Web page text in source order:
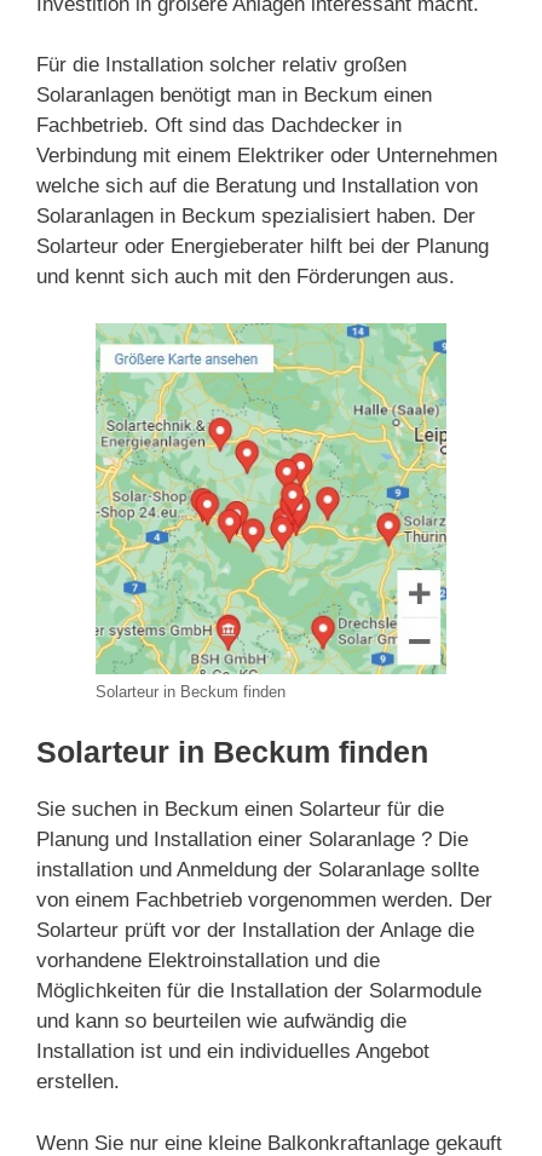
Für die Installation solcher relativ großen
Solaranlagen benötigt man in Beckum einen
Fachbetrieb. Oft sind das Dachdecker in
Verbindung mit einem Elektriker oder Unternehmen
welche sich auf die Beratung und Installation von
Solaranlagen in Beckum spezialisiert haben. Der
Solarteur oder Energieberater hilft bei der Planung
und kennt sich auch mit den Förderungen aus.
Solarteur in Beckum finden
Solarteur in Beckum finden
Sie suchen in Beckum einen Solarteur für die
Planung und Installation einer Solaranlage ? Die
installation und Anmeldung der Solaranlage sollte
von einem Fachbetrieb vorgenommen werden. Der
Solarteur prüft vor der Installation der Anlage die
vorhandene Elektroinstallation und die
Möglichkeiten für die Installation der Solarmodule
und kann so beurteilen wie aufwändig die
Installation ist und ein individuelles Angebot
erstellen.
Wenn Sie nur eine kleine Balkonkraftanlage gekauft